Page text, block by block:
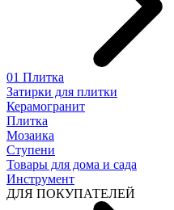
01 Плитка
Затирки для плитки
Керамогранит
Плитка
Мозаика
Ступени
Товары для дома и сада
Инструмент
ДЛЯ ПОКУПАТЕЛЕЙ